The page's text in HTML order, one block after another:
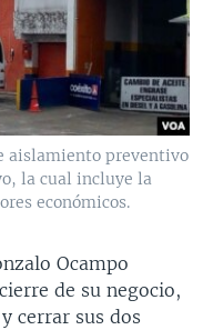
aislamiento preventivo
la cual incluye la
económicos.
Ocampo
de su negocio,
cerrar sus dos